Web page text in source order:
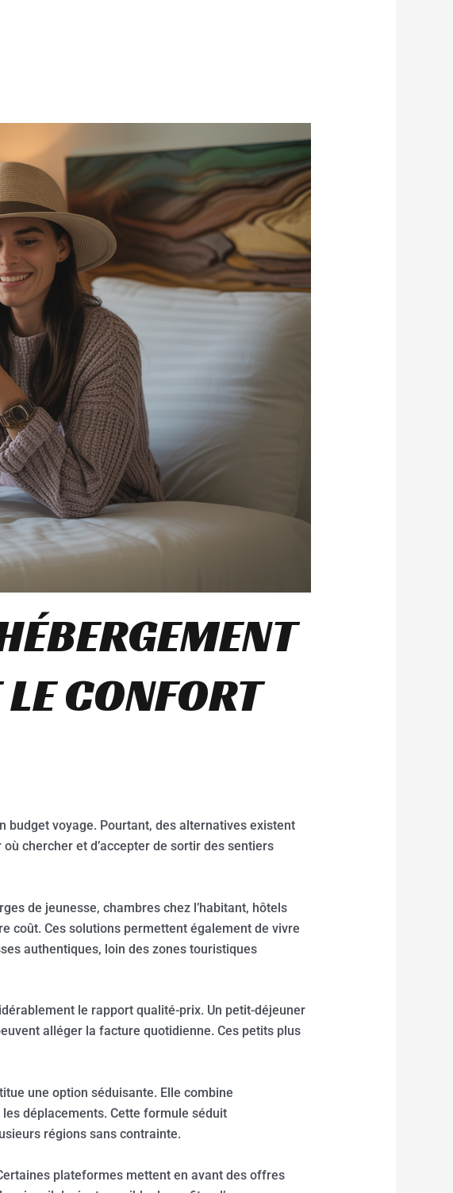
CONFORT
budget voyage. Pourtant, des alternatives existent
chercher et d’accepter de sortir des sentiers
de jeunesse, chambres chez l’habitant, hôtels
coût. Ces solutions permettent également de vivre
authentiques, loin des zones touristiques
le rapport qualité-prix. Un petit-déjeuner
alléger la facture quotidienne. Ces petits plus
une option séduisante. Elle combine
déplacements. Cette formule séduit
régions sans contrainte.
plateformes mettent en avant des offres